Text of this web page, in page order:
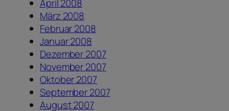
April 2008
März 2008
Februar 2008
Januar 2008
Dezember 2007
November 2007
Oktober 2007
September 2007
August 2007